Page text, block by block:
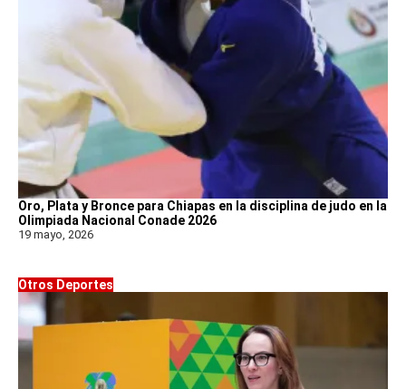
Oro, Plata y Bronce para Chiapas en la disciplina de judo en la
Olimpiada Nacional Conade 2026
19 mayo, 2026
Otros Deportes